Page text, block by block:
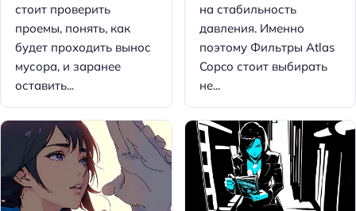
стоит проверить
проемы, понять, как
будет проходить вынос
мусора, и заранее
оставить...
на стабильность
давления. Именно
поэтому Фильтры Atlas
Copco стоит выбирать
не...